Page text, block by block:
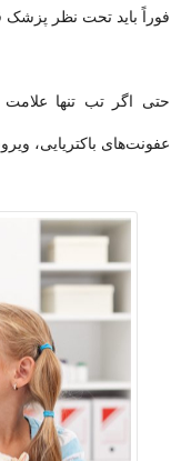
فوراً باید تحت نظر پزشک
حتی اگر تب تنها علامت
عفونت‌های باکتریایی،